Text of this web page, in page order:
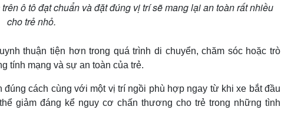
ô tô đạt chuẩn và đặt đúng vị trí sẽ mang lại an toàn rất nhiều
cho trẻ nhỏ.
thuận tiện hơn trong quá trình di chuyển, chăm sóc hoặc trò
tính mạng và sự an toàn của trẻ.
đúng cách cùng với một vị trí ngồi phù hợp ngay từ khi xe bắt đầu
giảm đáng kể nguy cơ chấn thương cho trẻ trong những tình